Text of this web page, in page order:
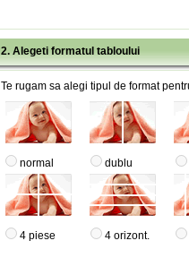
2. Alegeti formatul tabloului
Te rugam sa alegi tipul de format
normal dublu
4 piese 4 orizont.